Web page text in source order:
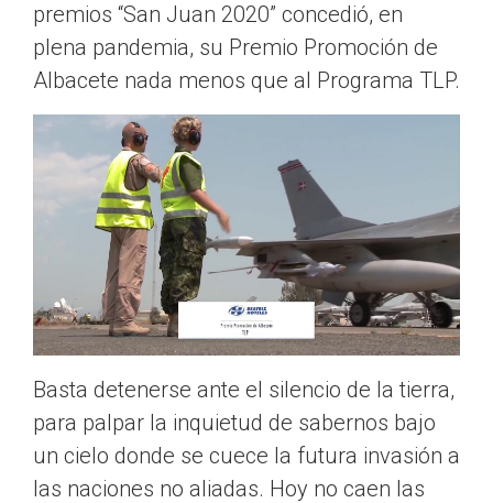
premios “San Juan 2020” concedió, en
plena pandemia, su Premio Promoción de
Albacete nada menos que al Programa TLP.
Basta detenerse ante el silencio de la tierra,
para palpar la inquietud de sabernos bajo
un cielo donde se cuece la futura invasión a
las naciones no aliadas. Hoy no caen las